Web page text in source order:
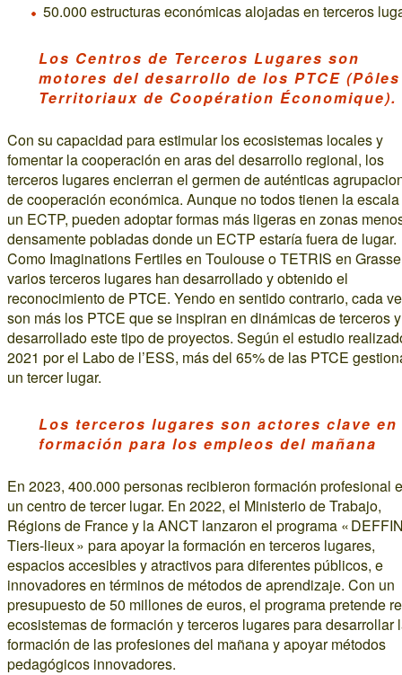
50.000 estructuras económicas alojadas en terceros
Los Centros de Terceros Lugares son
motores del desarrollo de los PTCE (Pôles
Territoriaux de Coopération Économique).
Con su capacidad para estimular los ecosistemas locales y
fomentar la cooperación en aras del desarrollo regional, los
terceros lugares encierran el germen de auténticas
de cooperación económica. Aunque no todos tienen la
un ECTP, pueden adoptar formas más ligeras en zonas
densamente pobladas donde un ECTP estaría fuera de lugar.
Como Imaginations Fertiles en Toulouse o TETRIS en
varios terceros lugares han desarrollado y obtenido el
reconocimiento de PTCE. Yendo en sentido contrario, cada
son más los PTCE que se inspiran en dinámicas de terceros
desarrollado este tipo de proyectos. Según el estudio
2021 por el Labo de l’ESS, más del 65% de las PTCE
un tercer lugar.
Los terceros lugares son actores clave en
formación para los empleos del mañana
En 2023, 400.000 personas recibieron formación profesional
un centro de tercer lugar. En 2022, el Ministerio de Trabajo,
Régions de France y la ANCT lanzaron el programa «
Tiers-lieux » para apoyar la formación en terceros lugares,
espacios accesibles y atractivos para diferentes públicos, e
innovadores en términos de métodos de aprendizaje. Con un
presupuesto de 50 millones de euros, el programa pretende
ecosistemas de formación y terceros lugares para desarrollar
formación de las profesiones del mañana y apoyar métodos
pedagógicos innovadores.